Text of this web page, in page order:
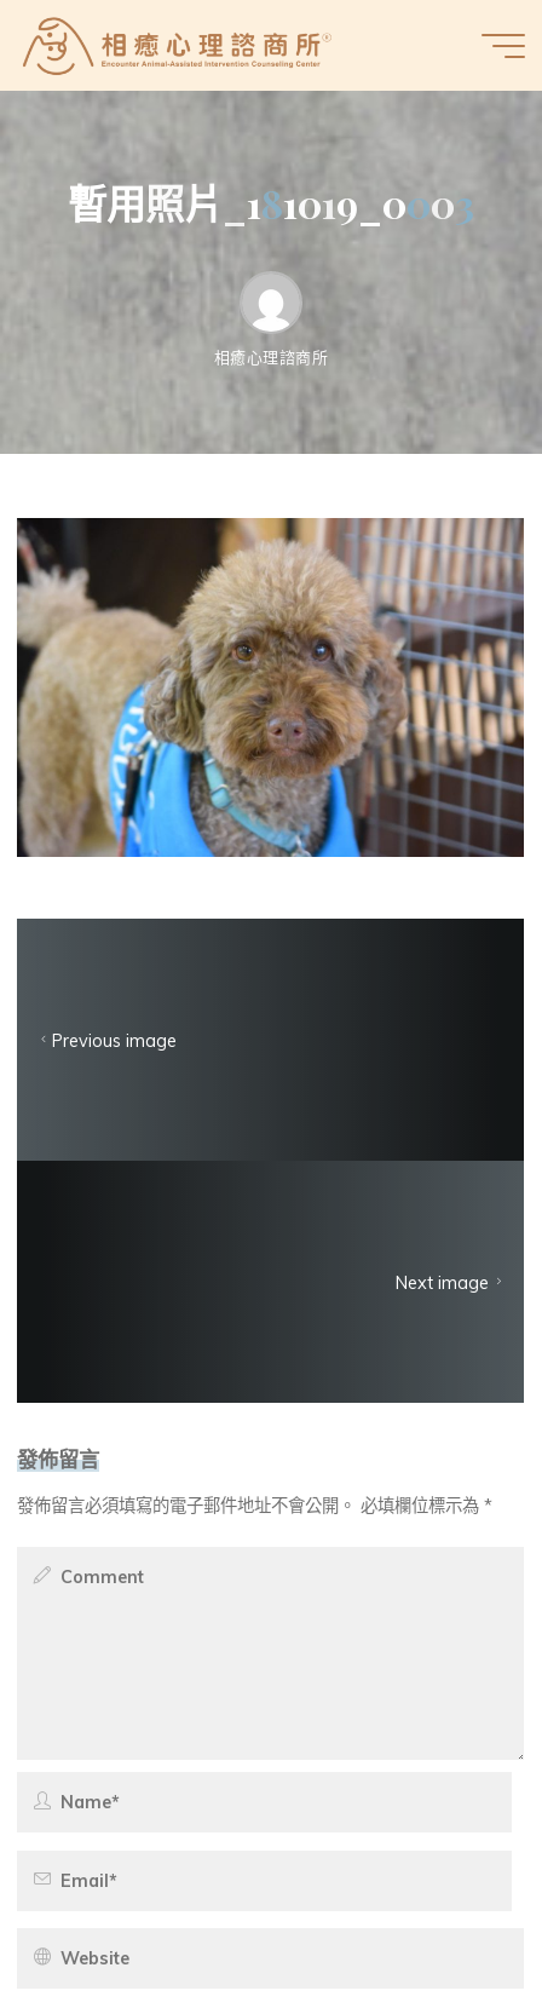
content
癒
商
所
暫用照片 181019 0003
相癒心理諮商所
Previous image
Next image
發佈留言
發佈留言必須填寫的電子郵件地址不會公開。 必填欄位標示為*